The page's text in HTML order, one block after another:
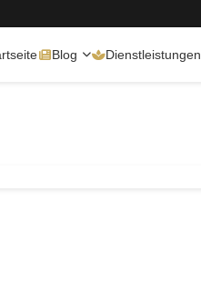
Blog Dienstleistungen